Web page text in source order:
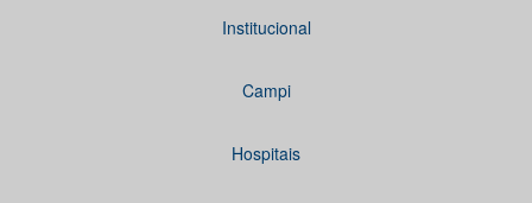
Institucional
Campi
Hospitais